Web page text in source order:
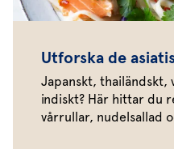
Utforska de
Japanskt, thailändskt,
indiskt? Här hittar du
vårrullar, nudelsallad